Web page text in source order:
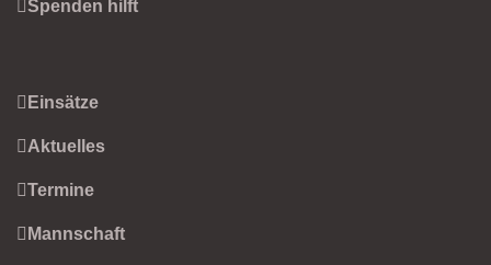
Spenden hilft
Einsätze
Aktuelles
Termine
Mannschaft